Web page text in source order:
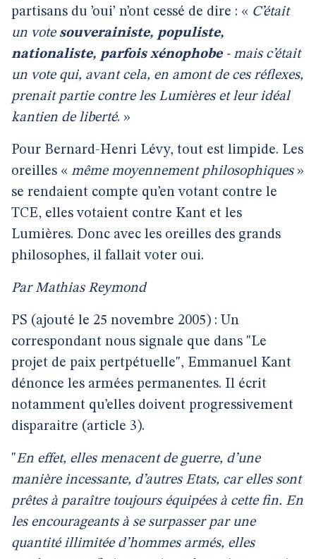
partisans du ’oui’ n’ont cessé de dire : « C’était
un vote souverainiste, populiste,
nationaliste, parfois xénophobe - mais c’était
un vote qui, avant cela, en amont de ces réflexes,
prenait partie contre les Lumières et leur idéal
kantien de liberté. »
Pour Bernard-Henri Lévy, tout est limpide. Les
oreilles « même moyennement philosophiques»
se rendaient compte qu’en votant contre le
TCE, elles votaient contre Kant et les
Lumières. Donc avec les oreilles des grands
philosophes, il fallait voter oui.
Par Mathias Reymond
PS (ajouté le 25 novembre 2005) : Un
correspondant nous signale que dans "Le
projet de paix pertpétuelle", Emmanuel Kant
dénonce les armées permanentes. Il écrit
notamment qu’elles doivent progressivement
disparaitre (article 3).
"En effet, elles menacent de guerre, d’une
manière incessante, d’autres Etats, car elles sont
prêtes à paraître toujours équipées à cette fin. En
les encourageants à se surpasser par une
quantité illimitée d’hommes armés, elles